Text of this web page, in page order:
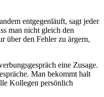
entgegenläuft, sagt jeder
man nicht gleich den
über den Fehler zu ärgern,
eine Zusage.
Man bekommt halt
Kollegen persönlich